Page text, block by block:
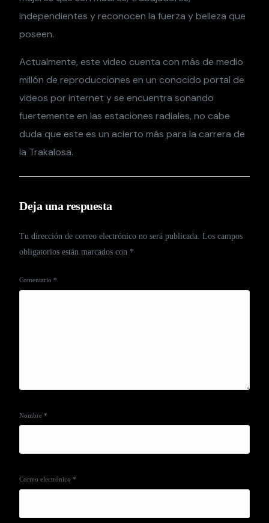
independientes y reconocen la fuerza y belleza que
poseen.
Actualmente, este video cuenta con más de medio
millón de reproducciones en un conocido portal de
videos por internet y se encuentra sonando
fuertemente en las estaciones radiales, no cabe
duda que este es un acierto más para la carrera de
la Trakalosa.
Deja una respuesta
Tu dirección de correo electrónico no será publicada. Los campos
obligatorios están marcados con *
Comentario*
Nombre*
Correo electrónico*